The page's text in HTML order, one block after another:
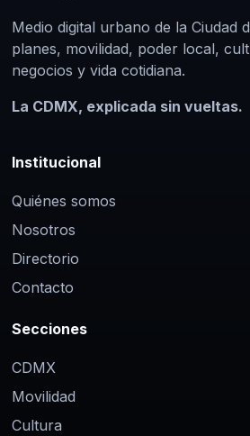
Medio digital urbano de la Ciudad
planes, movilidad, poder local,
negocios y vida cotidiana.
La CDMX, explicada sin vueltas.
Institucional
Quiénes somos
Nosotros
Directorio
Contacto
Secciones
CDMX
Movilidad
Cultura